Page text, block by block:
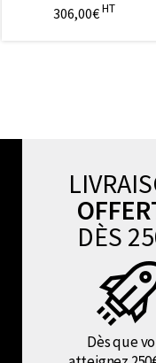
306,00€HT
DÈS
Dès que